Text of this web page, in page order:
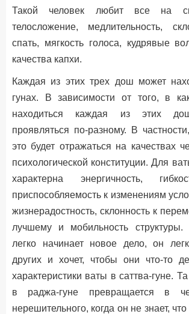
Такой человек любит все на
телосложение, медлительность,
спать, мягкость голоса, кудрявые
качества капхи.
Каждая из этих трех дош может
гунах. В зависимости от того, в
находиться каждая из этих
проявляться по-разному. В
это будет отражаться на качествах
психологической конституции. Для
характерна энергичность,
приспособляемость к изменениям
жизнерадостность, склонность к
лучшему и мобильность структуры.
легко начинает новое дело, он
других и хочет, чтобы они что-то
характеристики ваты в саттва-гуне.
в раджа-гуне превращается в
нерешительного, когда он не знает,